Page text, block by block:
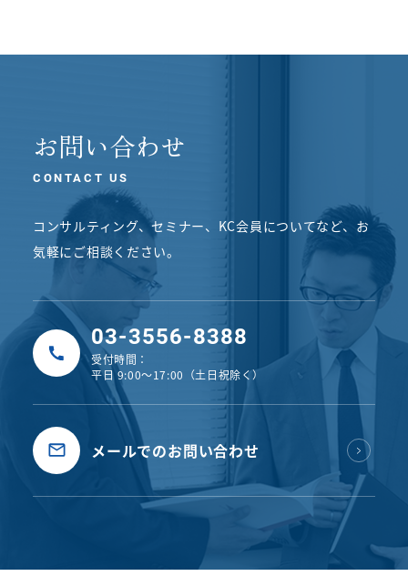
お問い合わせ
CONTACT US
コンサルティング、セミナー、KC会員についてなど、 お
気軽にご相談ください。
03-3556-8388
受付時間：
平日 9:00〜17:00（土日祝除く）
メールでのお問い合わせ